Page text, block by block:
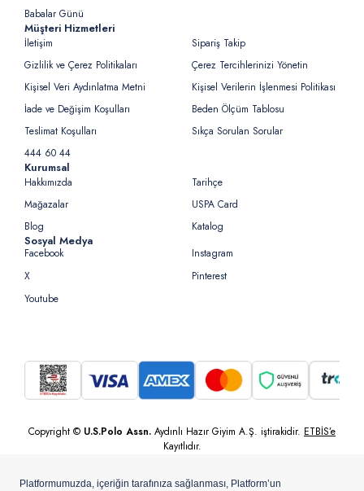
Babalar Günü
Müşteri Hizmetleri
İletişim
Sipariş Takip
Gizlilik ve Çerez Politikaları
Çerez Tercihlerinizi Yönetin
Kişisel Veri Aydınlatma Metni
Kişisel Verilerin İşlenmesi Politikası
İade ve Değişim Koşulları
Beden Ölçüm Tablosu
Teslimat Koşulları
Sıkça Sorulan Sorular
444 60 44
Kurumsal
Hakkımızda
Tarihçe
Mağazalar
USPA Card
Blog
Katalog
Sosyal Medya
Facebook
Instagram
X
Pinterest
Youtube
Copyright © U.S.Polo Assn. Aydınlı Hazır Giyim A.Ş. iştirakidir. ETBİS’e
Kayıtlıdır.